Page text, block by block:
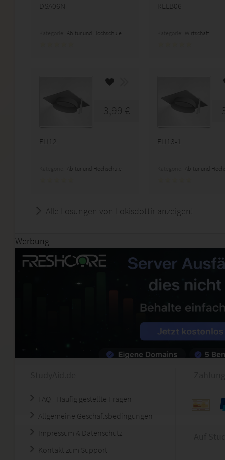
DSA06N
Abitur und Hochschule
RELB06
Wirtschaft
3,99 €
ELI12
Abitur und Hochschule
ELI13-1
Abitur und
Alle Lösungen von Lokisdottir anzeigen!
Werbung
FAQ - Häufig gestellte Fragen
Allgemeine Geschäftsbedingungen
Impressum & Datenschutz
Kontakt zum Support